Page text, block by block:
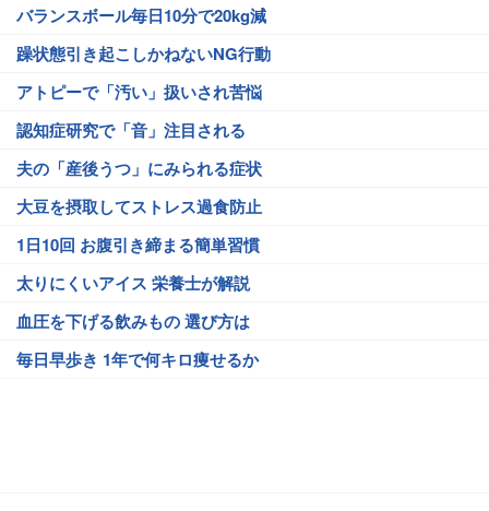
バランスボール毎日10分で20kg減
躁状態引き起こしかねないNG行動
アトピーで「汚い」扱いされ苦悩
認知症研究で「音」注目される
夫の「産後うつ」にみられる症状
大豆を摂取してストレス過食防止
1日10回 お腹引き締まる簡単習慣
太りにくいアイス 栄養士が解説
血圧を下げる飲みもの 選び方は
毎日早歩き 1年で何キロ痩せるか